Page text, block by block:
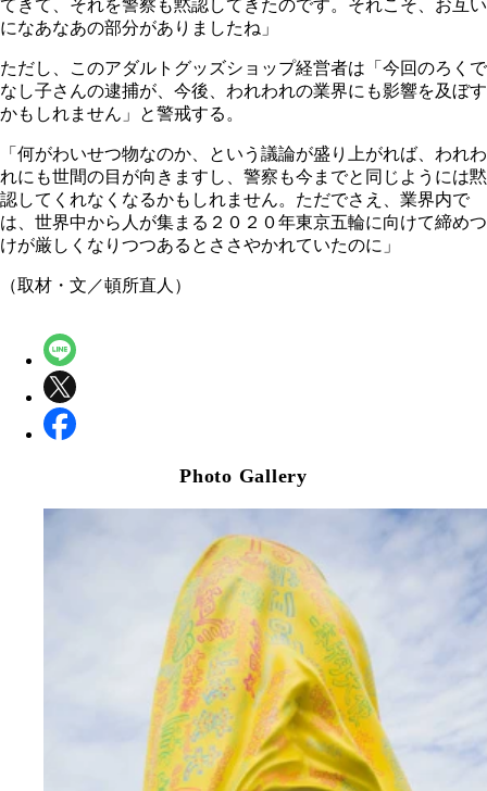
てきて、それを警察も黙認してきたのです。それこそ、お互い
になあなあの部分がありましたね」
ただし、このアダルトグッズショップ経営者は「今回のろくで
なし子さんの逮捕が、今後、われわれの業界にも影響を及ぼす
かもしれません」と警戒する。
「何がわいせつ物なのか、という議論が盛り上がれば、われわ
れにも世間の目が向きますし、警察も今までと同じようには黙
認してくれなくなるかもしれません。ただでさえ、業界内で
は、世界中から人が集まる２０２０年東京五輪に向けて締めつ
けが厳しくなりつつあるとささやかれていたのに」
（取材・文／頓所直人）
Photo Gallery